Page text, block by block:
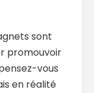
sont
promouvoir
vous
en réalité